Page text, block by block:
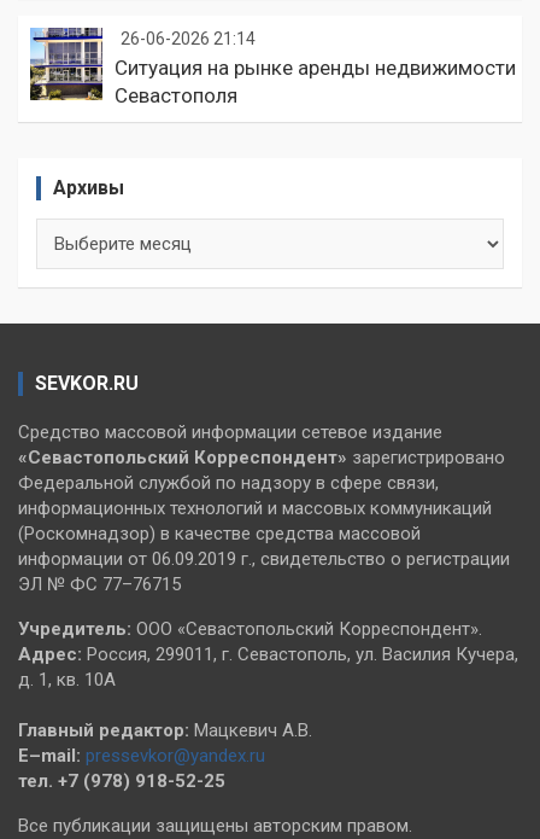
26-06-2026 21:14
Ситуация на рынке аренды недвижимости
Севастополя
Архивы
SEVKOR.RU
Средство массовой информации сетевое издание
«Севастопольский Корреспондент» зарегистрировано
Федеральной службой по надзору в сфере связи,
информационных технологий и массовых коммуникаций
(Роскомнадзор) в качестве средства массовой
информации от 06.09.2019 г., свидетельство о регистрации
ЭЛ № ФС 77–76715
Учредитель: ООО «Севастопольский Корреспондент».
Адрес: Россия, 299011, г. Севастополь, ул. Василия Кучера,
д. 1, кв. 10А
Главный редактор: Мацкевич А.В.
E–mail: pressevkor@yandex.ru
тел. +7 (978) 918-52-25
Все публикации защищены авторским правом.